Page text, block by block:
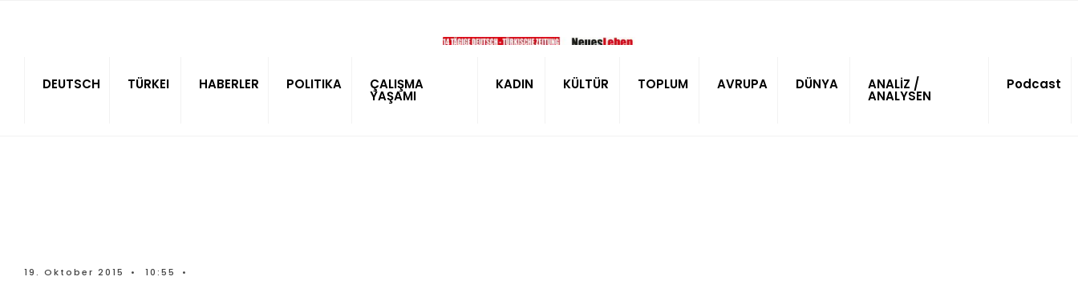
DEUTSCH TÜRKEI HABERLER POLITIKA ÇALIŞMA
YAŞAMI
KADIN KÜLTÜR TOPLUM AVRUPA DÜNYA ANALİZ /
ANALYSEN
Podcast
19. Oktober 2015 • 10:55 •